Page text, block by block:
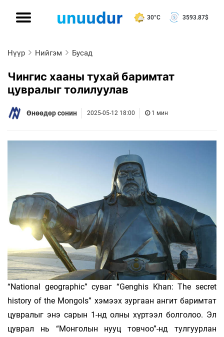
30°C 3593.87$
Нүүр Нийгэм Бусад
Чингис хааны тухай баримтат
цувралыг толилуулав
Өнөөдөр сонин 2025-05-12 18:00 1 мин
“National geographic” суваг “Genghis Khan: The secret
history of the Mongols” хэмээх зургаан ангит баримтат
цувралыг энэ сарын 1-нд олны хүртээл болголоо. Эл
цуврал нь “Монголын нууц товчоо”-нд тулгуурлан